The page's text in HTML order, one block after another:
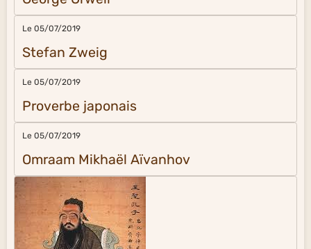
Le 05/07/2019
Stefan Zweig
Le 05/07/2019
Proverbe japonais
Le 05/07/2019
Omraam Mikhaël Aïvanhov